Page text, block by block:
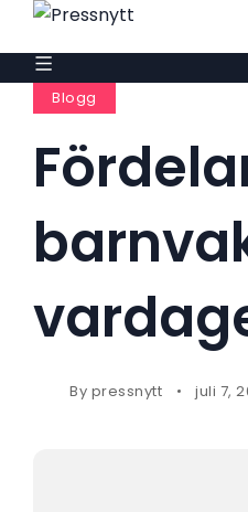
Blogg
By pressnytt juli 7,